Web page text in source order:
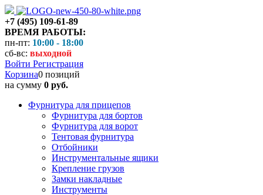
+7 (495) 109-61-89
ВРЕМЯ РАБОТЫ:
пн-пт: 10:00 - 18:00
сб-вс: выходной
Войти Регистрация
Корзина0 позиций
на сумму 0 руб.
Фурнитура для прицепов
Фурнитура для бортов
Фурнитура для ворот
Тентовая фурнитура
Отбойники
Инструментальные ящики
Крепление грузов
Замки накладные
Инструменты